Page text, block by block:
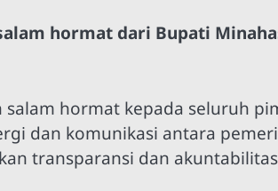
hormat dari Bupati
hormat kepada seluruh
dan komunikasi antara
transparansi dan